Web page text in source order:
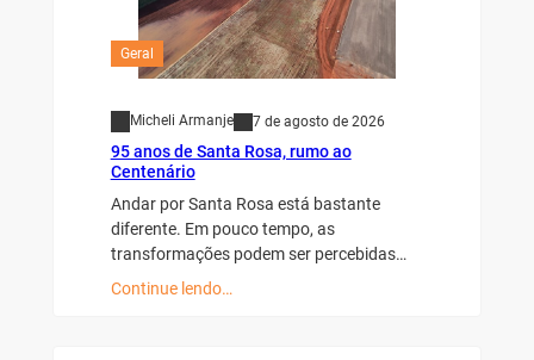
Geral
Micheli Armanje 7 de agosto de 2026
95 anos de Santa Rosa, rumo ao
Centenário
Andar por Santa Rosa está bastante
diferente. Em pouco tempo, as
transformações podem ser percebidas…
Continue lendo…